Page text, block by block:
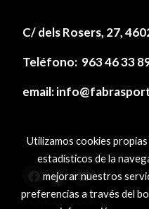
C/ dels Rosers, 27,
Teléfono: 963 46 33
email:
Política de cookies
Utilizamos cookies
estadísticos de la
mejorar nuestros
preferencias a través del